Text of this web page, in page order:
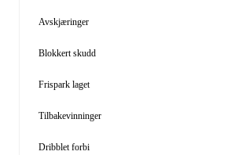
Avskjæringer
Blokkert skudd
Frispark laget
Tilbakevinninger
Dribblet forbi